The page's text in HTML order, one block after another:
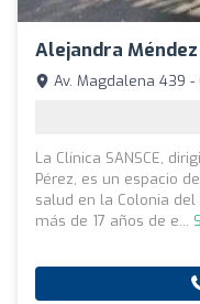
Alejandra
Av. Magdalena 439
La Clínica SANSCE,
Pérez, es un espacio
salud en la Colonia del
más de 17 años de e...